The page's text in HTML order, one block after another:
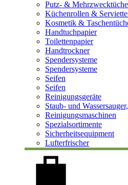
Putz- &
Küchenrollen &
Kosmetik &
Handtuchpapier
Toilettenpapier
Handtrockner
Spendersysteme
Spendersysteme
Seifen
Seifen
Reinigungsgeräte
Staub- und
Reinigungsmaschinen
Spezialsortimente
Sicherheitsequipment
Lufterfrischer